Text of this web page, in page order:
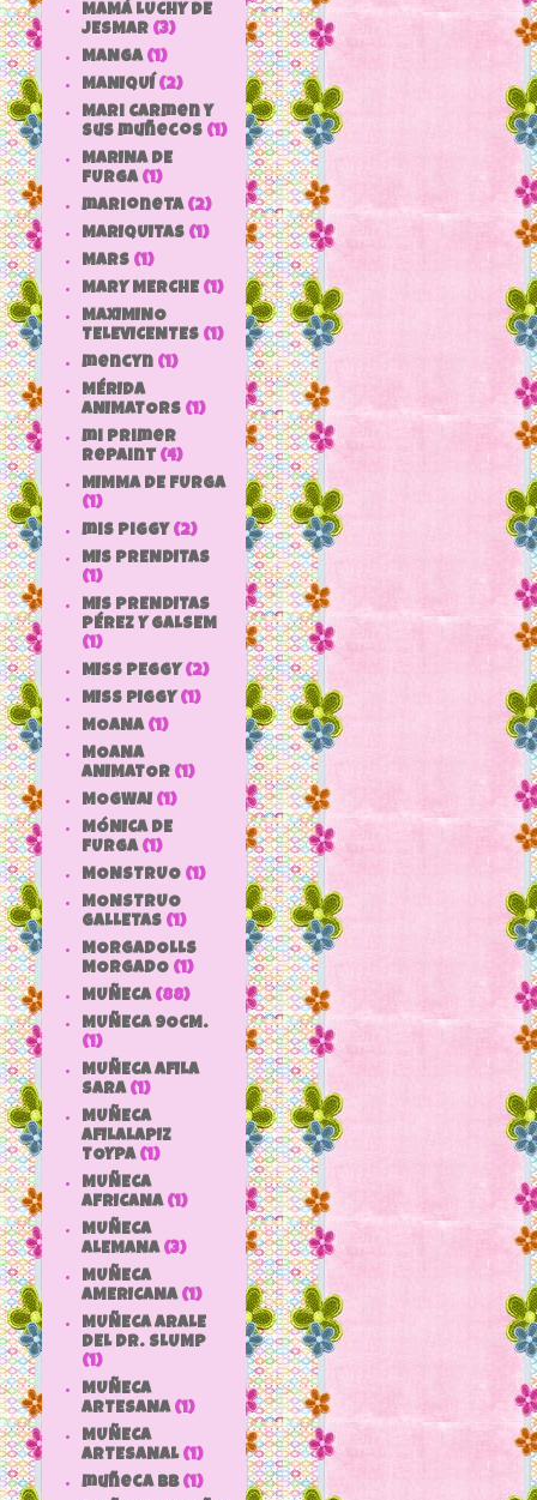
MAMÁ LUCHY DE
JESMAR (3)
MANGA (1)
MANIQUÍ (2)
Mari Carmen y
sus muñecos (1)
MARINA DE
FURGA (1)
marioneta (2)
MARIQUITAS (1)
MARS (1)
MARY MERCHE (1)
MAXIMINO
TELEVICENTES (1)
mencyn (1)
MÉRIDA
ANIMATORS (1)
mi primer
repaint (4)
MIMMA DE FURGA
(1)
mis piggy (2)
MIS PRENDITAS
(1)
MIS PRENDITAS
PÉREZ Y GALSEM
(1)
MISS PEGGY (2)
MISS PIGGY (1)
MOANA (1)
MOANA
ANIMATOR (1)
MOGWAI (1)
MÓNICA DE
FURGA (1)
MONSTRUO (1)
MONSTRUO
GALLETAS (1)
MORGADOLLS
MORGADO (1)
MUÑECA (88)
MUÑECA 9OCM.
(1)
MUÑECA AFILA
SARA (1)
MUÑECA
AFILALAPIZ
TOYPA (1)
MUÑECA
AFRICANA (1)
MUÑECA
ALEMANA (3)
MUÑECA
AMERICANA (1)
MUÑECA ARALE
DEL DR. SLUMP
(1)
MUÑECA
ARTESANA (1)
MUÑECA
ARTESANAL (1)
muñeca bb (1)